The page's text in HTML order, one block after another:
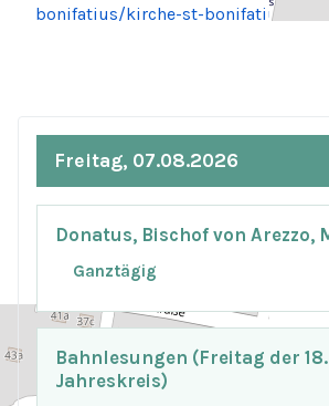
bonifatius/kirche-st-bonifatius.html
Freitag, 07.08.2026
Donatus, Bischof von Arezzo,
Ganztägig
Bahnlesungen (Freitag der
Jahreskreis)